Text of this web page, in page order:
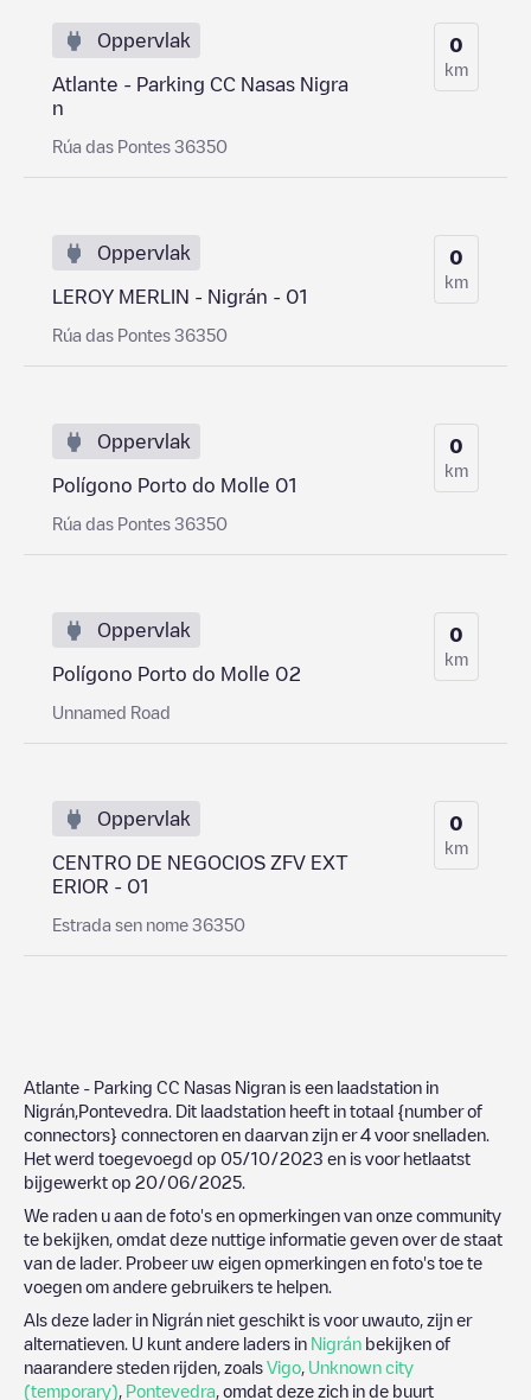
Oppervlak
Atlante - Parking CC Nasas Nigra
n
Rúa das Pontes 36350
0
km
Oppervlak
LEROY MERLIN - Nigrán - 01
Rúa das Pontes 36350
0
km
Oppervlak
Polígono Porto do Molle 01
Rúa das Pontes 36350
0
km
Oppervlak
Polígono Porto do Molle 02
Unnamed Road
0
km
Oppervlak
CENTRO DE NEGOCIOS ZFV EXT
ERIOR - 01
Estrada sen nome 36350
0
km
Atlante - Parking CC Nasas Nigran is een laadstation in
Nigrán Pontevedra . Dit laadstation heeft in totaal {number of
connectors} connectoren en daarvan zijn er4 voor snelladen.
Het werd toegevoegd op 05/10/2023 en is voor hetlaatst
bijgewerkt op 20/06/2025
We raden u aan de foto's en opmerkingen van onze community
te bekijken, omdat deze nuttige informatie geven over de staat
van de lader. Probeer uw eigen opmerkingen en foto's toe te
voegen om andere gebruikers te helpen.
Als deze lader in Nigrán niet geschikt is voor uwauto, zijn er
alternatieven. U kunt andere laders in Nigrán bekijken of
naarandere steden rijden, zoals Vigo Unknown city
(temporary) Pontevedra , omdat deze zich in de buurt